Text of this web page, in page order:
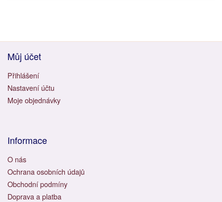
Můj účet
Přihlášení
Nastavení účtu
Moje objednávky
Informace
O nás
Ochrana osobních údajů
Obchodní podmíny
Doprava a platba